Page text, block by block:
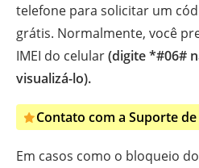
telefone para solicitar um
grátis. Normalmente, você
IMEI do celular(digite *#06#
visualizá-lo).
Contato com a Suporte
Em casos como o bloqueio